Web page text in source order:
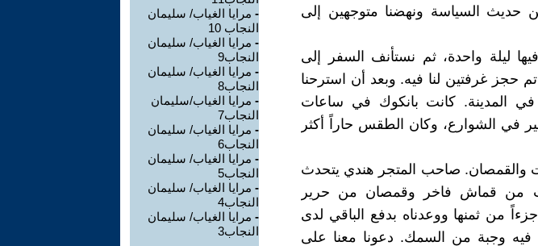
حديث السياسة ونهضنا متوجهين إلى
ليلة واحدة، ثم نستأنف السفر إلى
حجز غرفتين لنا فيه. وبعد أن استرحنا
المدينة. كانت بانكوك في ساعات
في الشوارع، وكان الطقس حاراً أكثر
والقمصان. صاحب المتجر هندي يتحدث
من قماش فاخر وقمصان من حرير
جزءاً من ثمنها ووعدناه بدفع الباقي لدى
فيه وجبة من السمك. دعونا معنا على
- مرايا الغياب/ سليمان
النجاب 10
- مرايا الغياب/ سليمان
النجاب9
- مرايا الغياب/ سليمان
النجاب8
- مرايا الغياب/سليمان
النجاب7
- مرايا الغياب/ سليمان
النجاب6
- مرايا الغياب/ سليمان
النجاب5
- مرايا الغياب/ سليمان
النجاب4
- مرايا الغياب/ سليمان
النجاب3